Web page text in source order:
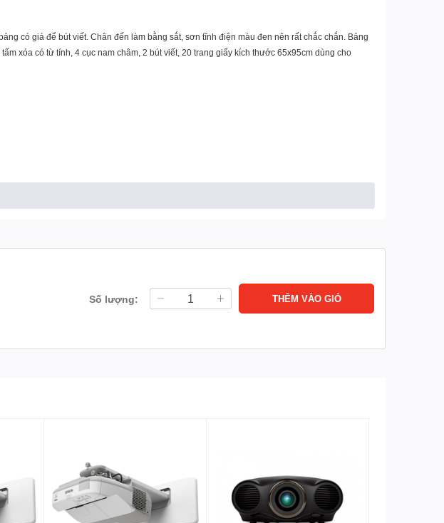
có giá để bút viết. Chân đến làm bằng sắt, sơn tĩnh điện màu đen nên rất chắc chắn. Bảng
xóa có từ tính, 4 cục nam châm, 2 bút viết, 20 trang giấy kích thước 65x95cm dùng cho
minh, Khung tương tác thông minh, bục giảng thông minh.
Số lượng: THÊM VÀO GIỎ